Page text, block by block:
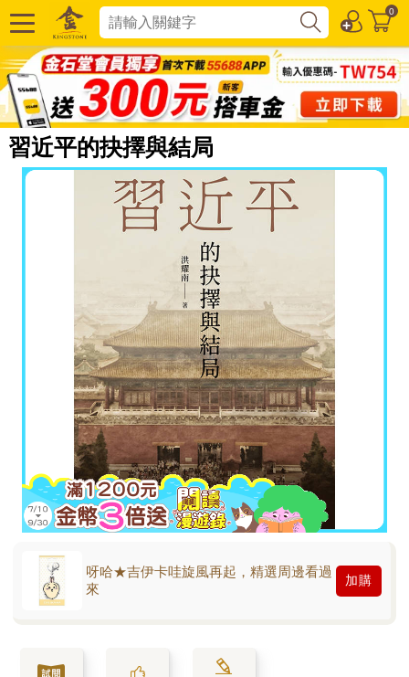
0
習近平的抉擇與結局
呀哈★吉伊卡哇旋風再起，精選周邊看過
來
加購